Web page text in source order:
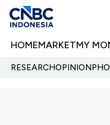
HOMEMARKETMY
RESEARCHOPINION